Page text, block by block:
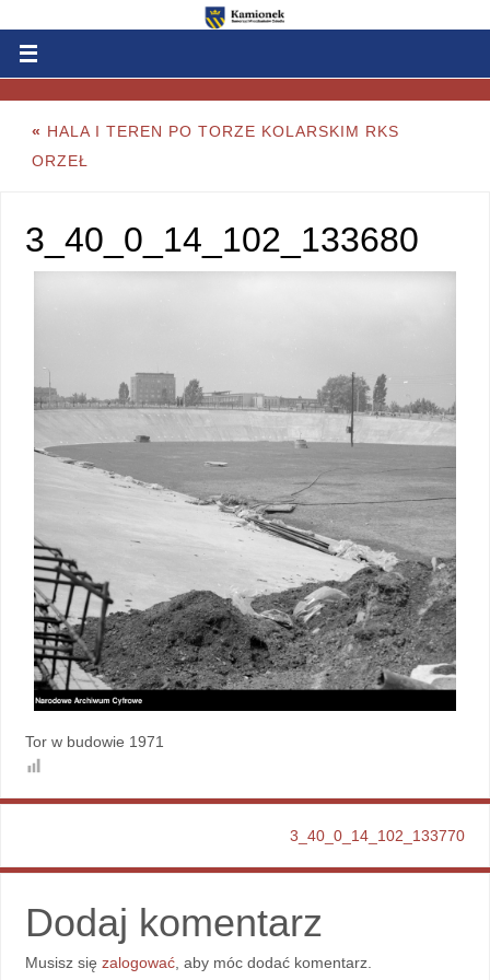
« HALA I TEREN PO TORZE KOLARSKIM RKS
ORZEŁ
3_40_0_14_102_133680
Tor w budowie 1971
3_40_0_14_102_133770
Dodaj komentarz
Musisz się zalogować, aby móc dodać komentarz.